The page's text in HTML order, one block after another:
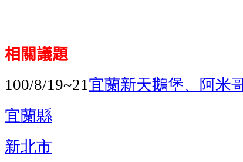
相關議題
100/8/19~21 宜蘭新天鵝堡、阿米
宜蘭縣
新北市